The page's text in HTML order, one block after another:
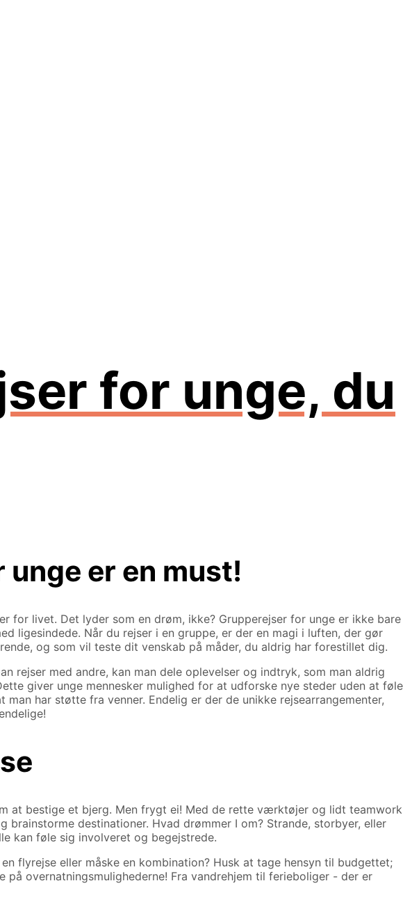
for unge, du
er en must!
for livet. Det lyder som en drøm, ikke? Grupperejser for unge er ikke bare
ligesindede. Når du rejser i en gruppe, er der en magi i luften, der gør
og som vil teste dit venskab på måder, du aldrig har forestillet dig.
rejser med andre, kan man dele oplevelser og indtryk, som man aldrig
giver unge mennesker mulighed for at udforske nye steder uden at føle
har støtte fra venner. Endelig er der de unikke rejsearrangementer,
at bestige et bjerg. Men frygt ei! Med de rette værktøjer og lidt teamwork
destinationer. Hvad drømmer I om? Strande, storbyer, eller
kan føle sig involveret og begejstrede.
flyrejse eller måske en kombination? Husk at tage hensyn til budgettet;
overnatningsmulighederne! Fra vandrehjem til ferieboliger - der er